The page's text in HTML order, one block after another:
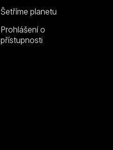
Šetříme planetu
Prohlášení o
přístupnosti